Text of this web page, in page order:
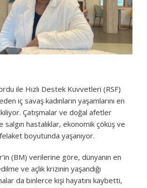
ile Hızlı Destek Kuvvetleri (RSF)
iç savaş kadınların yaşamlarını en
Çatışmalar ve doğal afetler
salgın hastalıklar, ekonomik çöküş ve
boyutunda yaşanıyor.
(BM) verilerine göre, dünyanın en
ve açlık krizinin yaşandığı
da binlerce kişi hayatını kaybetti,